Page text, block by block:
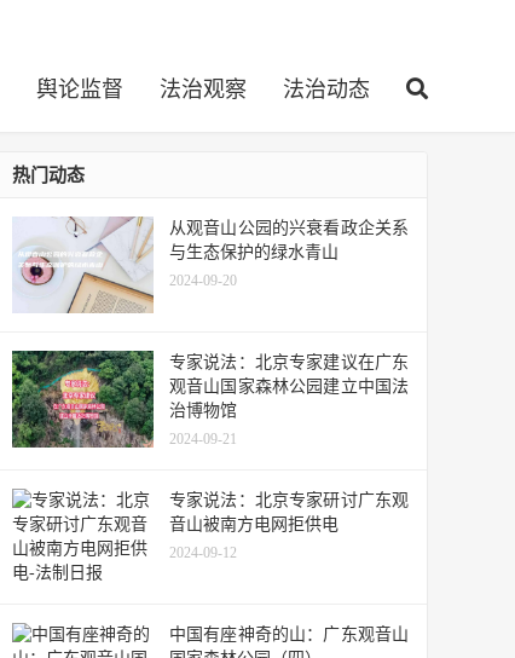
舆论监督 法治观察 法治动态
热门动态
从观音山公园的兴衰看政企关系
与生态保护的绿水青山
2024-09-20
专家说法：北京专家建议在广东
观音山国家森林公园建立中国法
治博物馆
2024-09-21
专家说法：北京专家研讨广东观
音山被南方电网拒供电
2024-09-12
中国有座神奇的山：广东观音山